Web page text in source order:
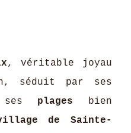
, véritable joyau
séduit par ses
ses plages bien
de Sainte-